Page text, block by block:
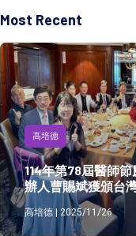
Most Recent
高培德
114年第78屆醫師
辦人曹賜斌獲頒台
高培德 | 2025/11/26